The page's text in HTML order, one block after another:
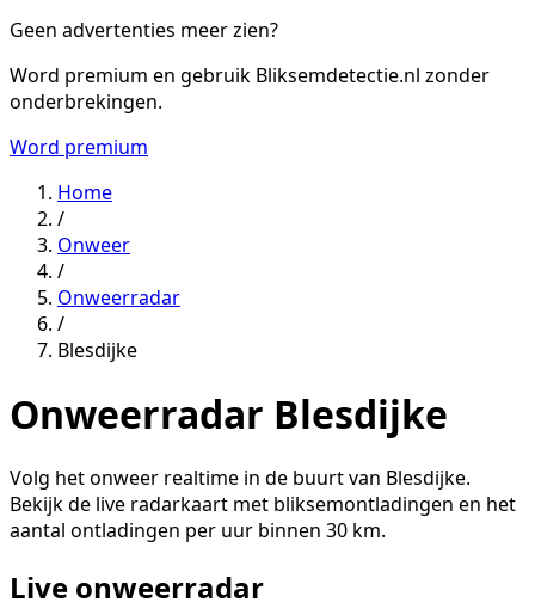
Geen advertenties meer zien?
Word premium en gebruik Bliksemdetectie.nl zonder
onderbrekingen.
Word premium
Home
/
Onweer
/
Onweerradar
/
Blesdijke
Onweerradar Blesdijke
Volg het onweer realtime in de buurt van Blesdijke.
Bekijk de live radarkaart met bliksemontladingen en het
aantal ontladingen per uur binnen 30 km.
Live onweerradar